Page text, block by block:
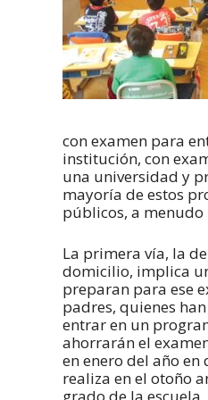
con examen para
institución, con
una universidad y
mayoría de estos
públicos, a menudo
La primera vía, la
domicilio, implica
preparan para ese
padres, quienes
entrar en un
ahorrarán el
en enero del año
realiza en el otoño